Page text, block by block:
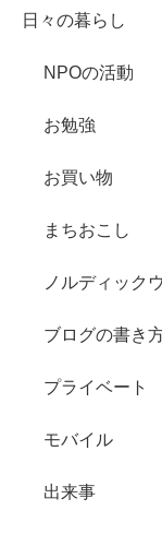
日々の暮らし
NPOの活動
お勉強
お買い物
まちおこし
ノルディック
ブログの書き
プライベート
モバイル
出来事